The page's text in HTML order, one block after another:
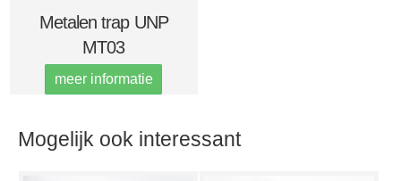
Metalen trap UNP
MT03
meer informatie
Mogelijk ook interessant